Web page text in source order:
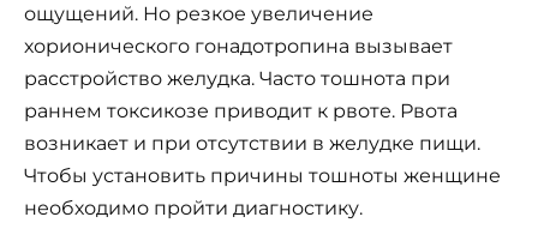
ощущений. Но резкое увеличение
хорионического гонадотропина вызывает
расстройство желудка. Часто тошнота при
раннем токсикозе приводит к рвоте. Рвота
возникает и при отсутствии в желудке пищи.
Чтобы установить причины тошноты женщине
необходимо пройти диагностику.